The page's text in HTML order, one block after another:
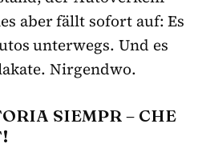
aber fällt sofort auf: Es
unterwegs. Und es
Nirgendwo.
SIEMPR – CHE